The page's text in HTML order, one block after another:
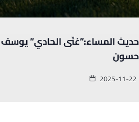
حديث المساء:”غنّى الحادي” يوسف
حسون
2025-11-22